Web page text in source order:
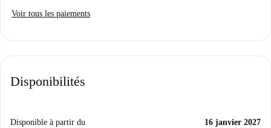
Voir tous les paiements
Disponibilités
Disponible à partir du 16 janvier 2027